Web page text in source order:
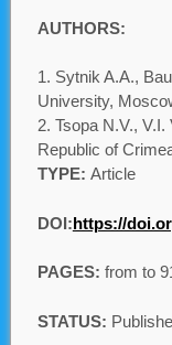
AUTHORS:
Sytnik A.A.,
University,
Tsopa N.V.,
Republic of
TYPE: Article
DOI:https://
PAGES: from to
STATUS: